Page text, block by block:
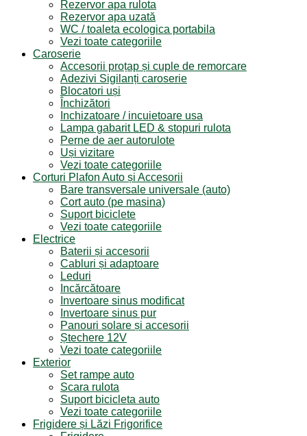
Rezervor apa rulota
Rezervor apa uzată
WC / toaleta ecologica portabila
Vezi toate categoriile
Caroserie
Accesorii proțap și cuple de remorcare
Adezivi Sigilanți caroserie
Blocatori uși
Închizători
Inchizatoare / incuietoare usa
Lampa gabarit LED & stopuri rulota
Perne de aer autorulote
Uși vizitare
Vezi toate categoriile
Corturi Plafon Auto și Accesorii
Bare transversale universale (auto)
Cort auto (pe masina)
Suport biciclete
Vezi toate categoriile
Electrice
Baterii și accesorii
Cabluri și adaptoare
Leduri
Incărcătoare
Invertoare sinus modificat
Invertoare sinus pur
Panouri solare și accesorii
Ștechere 12V
Vezi toate categoriile
Exterior
Set rampe auto
Scara rulota
Suport bicicleta auto
Vezi toate categoriile
Frigidere și Lăzi Frigorifice